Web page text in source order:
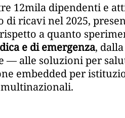
12mila dipendenti e
di ricavi nel 2025,
a quanto
e di emergenza,
alle soluzioni per
embedded per